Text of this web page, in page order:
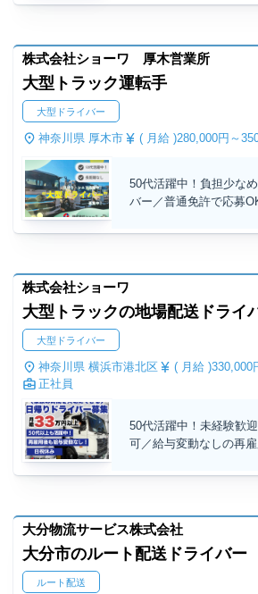
株式会社ショーワ 厚木営業所
大型トラック運転手
大型ドライバー
神奈川県 厚木市 ( 月給 )280,000円～
50代活躍中！負担少な
バー／普通免許で応募
株式会社ショーワ
大型トラックの地場配送ドライ
大型ドライバー
神奈川県 横浜市港北区 ( 月給 )330,000
正社員
50代活躍中！未経験歓
可／給与変動なしの再
大分物流サービス株式会社
大分市のルート配送ドライバー
ルート配送